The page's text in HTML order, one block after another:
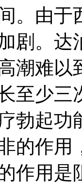
。由于
剧。达
潮难
至少三
勃起功
的作
作用